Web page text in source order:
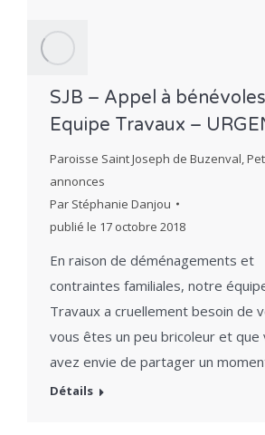
SJB – Appel à bénévoles
Equipe Travaux –
Paroisse Saint Joseph de Buzenval,
annonces
Par Stéphanie Danjou
publié le 17 octobre 2018
En raison de déménagements et
contraintes familiales, notre
Travaux a cruellement besoin de
vous êtes un peu bricoleur et que
avez envie de partager un
Détails